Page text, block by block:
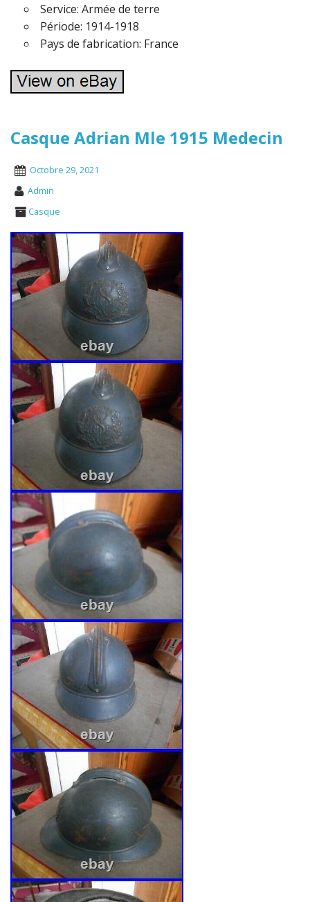
Service: Armée de terre
Période: 1914-1918
Pays de fabrication: France
Casque Adrian Mle 1915 Medecin
Octobre 29, 2021
Admin
Casque